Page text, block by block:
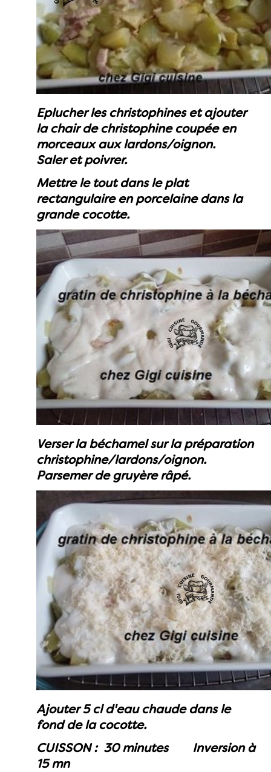
Eplucher les christophines et ajouter
la chair de christophine coupée en
morceaux aux lardons/oignon.
Saler et poivrer.
Mettre le tout dans le plat
rectangulaire en porcelaine dans la
grande cocotte.
Verser la béchamel sur la préparation
christophine/lardons/oignon.
Parsemer de gruyère râpé.
Ajouter 5 cl d'eau chaude dans le
fond de la cocotte.
CUISSON : 30 minutes Inversion à
15 mn